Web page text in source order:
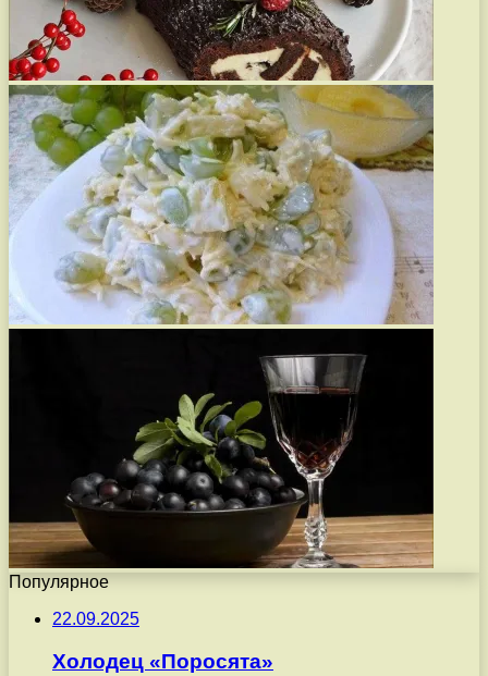
Популярное
22.09.2025
Холодец «Поросята»